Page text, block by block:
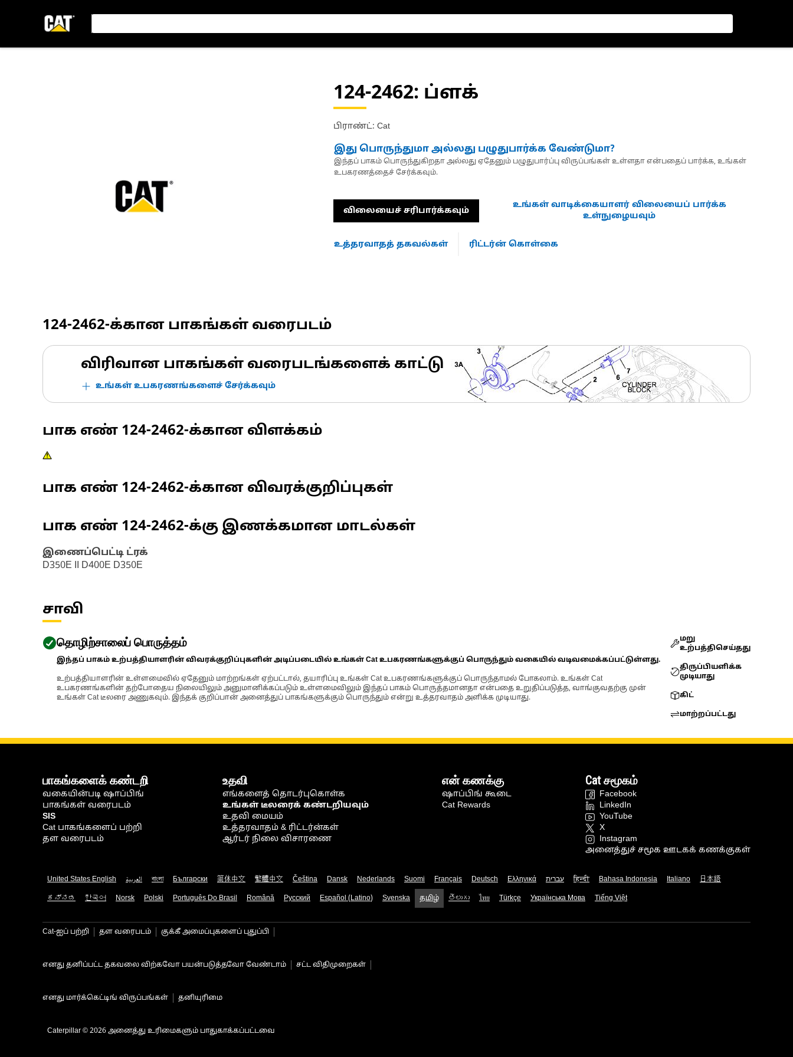
124-2462: ப்ளக்
பிராண்ட்: Cat
இது பொருந்துமா அல்லது பழுதுபார்க்க வேண்டுமா?
இந்தப் பாகம் பொருந்துகிறதா அல்லது ஏதேனும் பழுதுபார்ப்பு விருப்பங்கள் உள்ளதா என்பதைப் பார்க்க, உங்கள்
உபகரணத்தைச் சேர்க்கவும்.
விலையைச் சரிபார்க்கவும்
உங்கள் வாடிக்கையாளர் விலையைப் பார்க்க
உள்நுழையவும்
உத்தரவாதத் தகவல்கள் ரிட்டர்ன் கொள்கை
124-2462-க்கான பாகங்கள் வரைபடம்
விரிவான பாகங்கள் வரைபடங்களைக் காட்டு
உங்கள் உபகரணங்களைச் சேர்க்கவும்
பாக எண் 124-2462-க்கான விளக்கம்
பாக எண் 124-2462-க்கான விவரக்குறிப்புகள்
பாக எண் 124-2462-க்கு இணக்கமான மாடல்கள்
இணைப்பெட்டி ட்ரக்
D350E II D400E D350E
சாவி
தொழிற்சாலைப் பொருத்தம்
இந்தப் பாகம் உற்பத்தியாளரின் விவரக்குறிப்புகளின் அடிப்படையில் உங்கள் Cat உபகரணங்களுக்குப் பொருந்தும் வகையில் வடிவமைக்கப்பட்டுள்ளது.
உற்பத்தியாளரின் உள்ளமைவில் ஏதேனும் மாற்றங்கள் ஏற்பட்டால், தயாரிப்பு உங்கள் Cat உபகரணங்களுக்குப் பொருந்தாமல் போகலாம். உங்கள் Cat
உபகரணங்களின் தற்போதைய நிலையிலும் அனுமானிக்கப்படும் உள்ளமைவிலும் இந்தப் பாகம் பொருத்தமானதா என்பதை உறுதிப்படுத்த, வாங்குவதற்கு முன்
உங்கள் Cat டீலரை அணுகவும். இந்தக் குறிப்பான் அனைத்துப் பாகங்களுக்கும் பொருந்தும் என்று உத்தரவாதம் அளிக்க முடியாது.
மறு
உற்பத்திசெய்தது
திருப்பியளிக்க
முடியாது
கிட்
மாற்றப்பட்டது
பாகங்களைக் கண்டறி
வகையின்படி ஷாப்பிங்
பாகங்கள் வரைபடம்
SIS
Cat பாகங்களைப் பற்றி
தள வரைபடம்
உதவி
எங்களைத் தொடர்புகொள்க
உங்கள் டீலரைக் கண்டறியவும்
உதவி மையம்
உத்தரவாதம் & ரிட்டர்ன்கள்
ஆர்டர் நிலை விசாரணை
என் கணக்கு
ஷாப்பிங் கூடை
Cat Rewards
Cat சமூகம்
Facebook
LinkedIn
YouTube
X
Instagram
அனைத்துச் சமூக ஊடகக் கணக்குகள்
United States English العربية বাংলা Български 简体中文 繁體中文 Čeština Dansk Nederlands Suomi Français Deutsch Ελληνικά עברית हिन्दी Bahasa Indonesia Italiano 日本語
ಕನ್ನಡ 한국어 Norsk Polski Português Do Brasil Română Русский Español (Latino) Svenska தமிழ் తెలుగు ไทย Türkçe Українська Мова Tiếng Việt
Cat-ஐப் பற்றி தள வரைபடம் குக்கீ அமைப்புகளைப் புதுப்பி
எனது தனிப்பட்ட தகவலை விற்கவோ பயன்படுத்தவோ வேண்டாம் சட்ட விதிமுறைகள்
எனது மார்க்கெட்டிங் விருப்பங்கள் தனியுரிமை
Caterpillar © 2026 அனைத்து உரிமைகளும் பாதுகாக்கப்பட்டவை